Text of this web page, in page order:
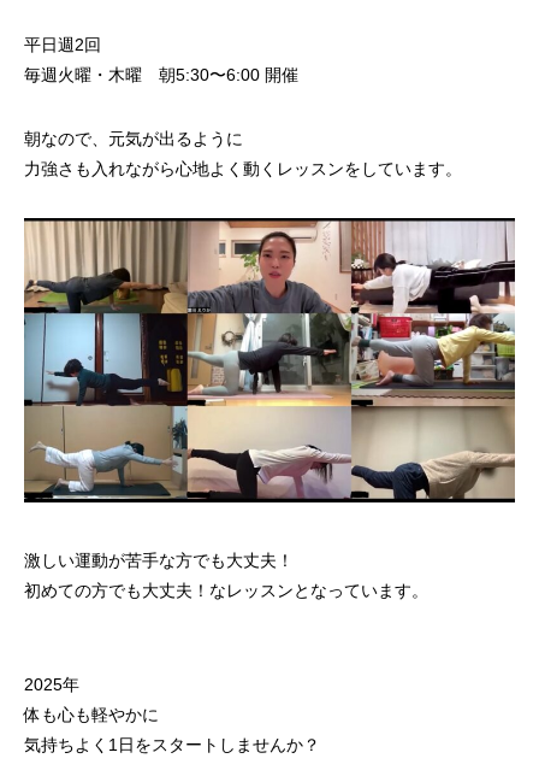
平日週2回
毎週火曜・木曜 朝5:30〜6:00 開催
朝なので、元気が出るように
力強さも入れながら心地よく動くレッスンをしています。
激しい運動が苦手な方でも大丈夫！
初めての方でも大丈夫！なレッスンとなっています。
2025年
体も心も軽やかに
気持ちよく1日をスタートしませんか？